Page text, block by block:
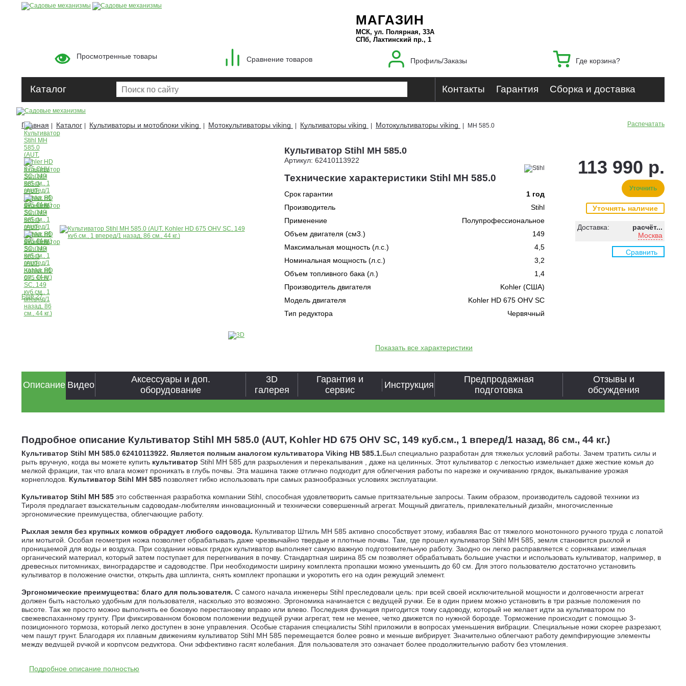
МАГАЗИН
МСК, ул. Полярная, 33А
СПб, Лахтинский пр., 1
Просмотренные товары Сравнение товаров Профиль/Заказы Где корзина?
Каталог Контакты Гарантия Сборка и доставка
Главная Каталог Культиваторы и мотоблоки viking Мотокультиваторы viking Культиваторы viking Мотокультиваторы viking MH 585.0 Распечатать
Ещё 27
Культиватор Stihl MH 585.0
Артикул: 62410113922
Технические характеристики Stihl MH 585.0
Срок гарантии
1 год
Производитель
Stihl
Применение
Полупрофессиональное
Объем двигателя (см3.)
149
Максимальная мощность (л.с.)
4,5
Номинальная мощность (л.с.)
3,2
Объем топливного бака (л.)
1,4
Производитель двигателя
Kohler (США)
Модель двигателя
Kohler HD 675 OHV SC
Тип редуктора
Червячный
Показать все характеристики
113 990 р.
Уточнить
Уточнять наличие
Доставка:
расчёт...
Москва
Сравнить
Подробное описание Культиватор Stihl MH 585.0 (AUT, Kohler HD 675 OHV SC, 149 куб.см., 1 вперед/1 назад, 86 см., 44 кг.)
Культиватор Stihl MH 585.0 62410113922. Является полным аналогом культиватора Viking HB 585.1.Был специально разработан для тяжелых условий работы. Зачем тратить силы и
рыть вручную, когда вы можете купить культиватор Stihl MH 585 для разрыхления и перекапывания , даже на целинных. Этот культиватор с легкостью измельчает даже жесткие комья до
мелкой фракции, так что влага может проникать в глубь почвы. Эта машина также отлично подходит для облегчения работы по нарезке и окучиванию грядок, выкапывание урожая
корнеплодов. Культиватор Stihl MH 585 позволяет гибко использовать при самых разнообразных условиях эксплуатации.
Культиватор Stihl MH 585 это собственная разработка компании Stihl, способная удовлетворить самые притязательные запросы. Таким образом, производитель садовой техники из
Тироля предлагает взыскательным садоводам-любителям инновационный и технически совершенный агрегат. Мощный двигатель, привлекательный дизайн, многочисленные
эргономические преимущества, облегчающие работу.
Рыхлая земля без крупных комков обрадует любого садовода. Культиватор Штиль MH 585 активно способствует этому, избавляя Вас от тяжелого монотонного ручного труда с лопатой
или мотыгой. Особая геометрия ножа позволяет обрабатывать даже чрезвычайно твердые и плотные почвы. Там, где прошел культиватор Stihl MH 585, земля становится рыхлой и
проницаемой для воды и воздуха. При создании новых грядок культиватор выполняет самую важную подготовительную работу. Заодно он легко расправляется с сорняками: измельчая
органический материал, который затем поступает для перегнивания в почву. Стандартная ширина 85 см позволяет обрабатывать большие участки и использовать культиватор, например, в
древесных питомниках, виноградарстве и садоводстве. При необходимости ширину комплекта пропашки можно уменьшить до 60 см. Для этого пользователю достаточно установить
культиватор в положение очистки, открыть два шплинта, снять комплект пропашки и укоротить его на один режущий элемент.
Эргономические преимущества: благо для пользователя. С самого начала инженеры Stihl преследовали цель: при всей своей исключительной мощности и долговечности агрегат
должен быть настолько удобным для пользователя, насколько это возможно. Эргономика начинается с ведущей ручки. Ее в один прием можно установить в три разные положения по
высоте. Так же просто можно выполнять ее боковую перестановку вправо или влево. Последняя функция пригодится тому садоводу, который не желает идти за культиватором по
свежевспаханному грунту. При фиксированном боковом положении ведущей ручки агрегат, тем не менее, четко движется по нужной борозде. Торможение происходит с помощью 3-
позиционного тормоза, который легко доступен в зоне управления. Особые старания специалисты Stihl приложили в вопросах уменьшения вибрации. Специальные ножи скорее разрезают,
чем пашут грунт. Благодаря их плавным движениям культиватор Stihl MH 585 перемещается более ровно и меньше вибрирует. Значительно облегчают работу демпфирующие элементы
между ведущей ручкой и корпусом редуктора. Они эффективно гасят колебания. Для пользователя это означает более продолжительную работу без утомления.
расположение центра тяжести. Комфорт увеличивается за счет дополнительной передачи заднего хода. Для бесперебойной эксплуатации в сложных условиях агрегат оснащен топливным
Подробное описание полностью
Описание Видео
Аксессуары и доп.
оборудование
3D
галерея
Гарантия и
сервис
Инструкция
Предпродажная
подготовка
Отзывы и
обсуждения